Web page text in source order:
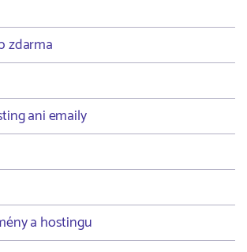
zdarma
ani emaily
a hostingu